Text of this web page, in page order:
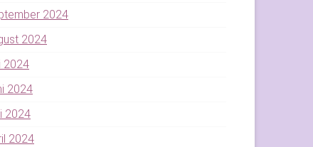
2024
2024
2024
2024
2024
2024